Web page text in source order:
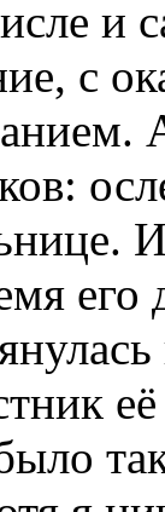
и
с
его
её